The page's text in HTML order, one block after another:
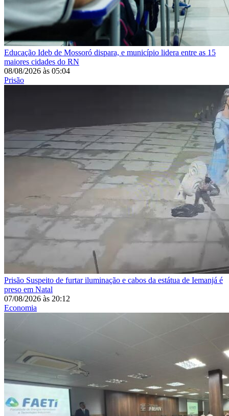
Educação Ideb de Mossoró dispara, e município lidera entre as 15
maiores cidades do RN
08/08/2026 às 05:04
Prisão
Prisão Suspeito de furtar iluminação e cabos da estátua de Iemanjá é
preso em Natal
07/08/2026 às 20:12
Economia